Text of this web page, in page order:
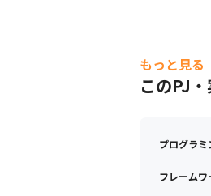
もっと見る
このPJ
プログラ
フレームワ